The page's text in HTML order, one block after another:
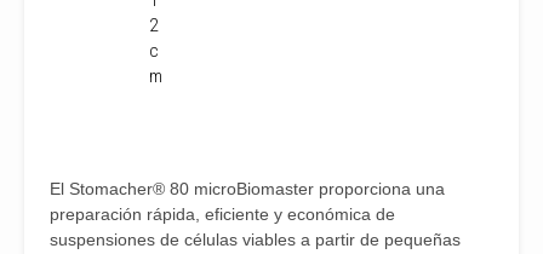
2
c
m
El Stomacher® 80 microBiomaster proporciona una
preparación rápida, eficiente y económica de
suspensiones de células viables a partir de pequeñas